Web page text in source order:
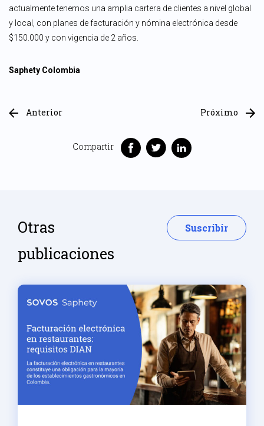
actualmente tenemos una amplia cartera de clientes a nivel global
y local, con planes de facturación y nómina electrónica desde
$150.000 y con vigencia de 2 años.
Saphety Colombia
Anterior
Compartir
Próximo
Otras
publicaciones
Suscribir